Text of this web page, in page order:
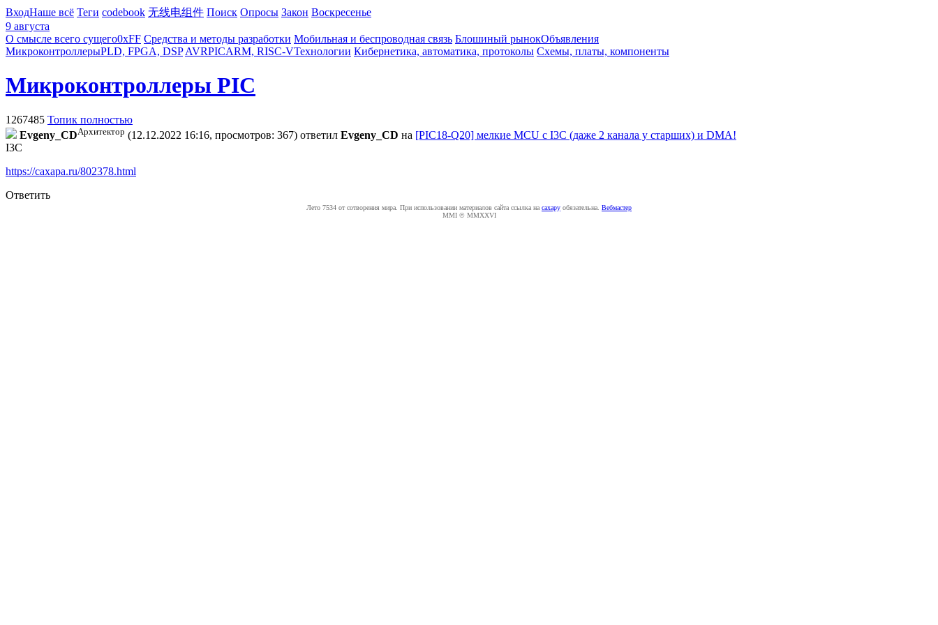
ВходНаше всё Теги codebook 无线电组件 Поиск Опросы Закон Воскресенье
9 августа
О смысле всего сущего0xFF Средства и методы разработки Мобильная и беспроводная связь Блошиный рынокОбъявления
МикроконтроллерыPLD, FPGA, DSP AVRPICARM, RISC-VТехнологии Кибернетика, автоматика, протоколы Схемы, платы, компоненты
Микроконтроллеры PIC
1267485 Топик полностью
Evgeny_CDАрхитектор (12.12.2022 16:16, просмотров: 367) ответил Evgeny_CD на [PIC18-Q20] мелкие MCU с I3C (даже 2 канала у старших) и DMA!
I3C
https://caxapa.ru/802378.html
Ответить
Лето 7534 от сотворения мира. При использовании материалов сайта ссылка на caxapу обязательна. Вебмастер
MMI © MMXXVI